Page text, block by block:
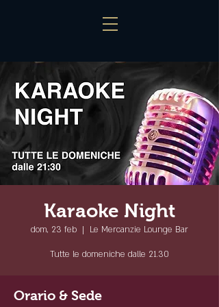
Karaoke Night
dom, 23 feb
  |
Le Mercanzie Lounge Bar
Tutte le domeniche dalle 21.30
Orario & Sede